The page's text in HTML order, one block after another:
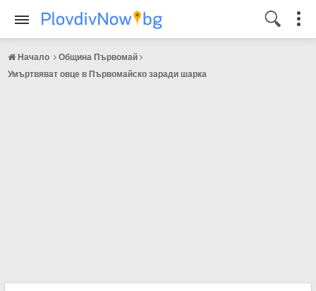
Начало
Община Първомай
Умъртвяват овце в Първомайско заради шарка